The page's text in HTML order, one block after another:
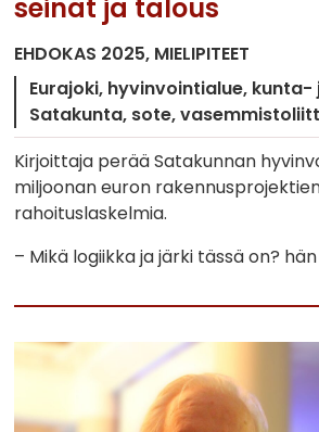
seinät ja talous
EHDOKAS 2025 MIELIPITEET
Eurajoki hyvinvointialue kunta-
Satakunta sote
Kirjoittaja perää Satakunnan
miljoonan euron
rahoituslaskelmia.
– Mikä logiikka ja järki tässä on?